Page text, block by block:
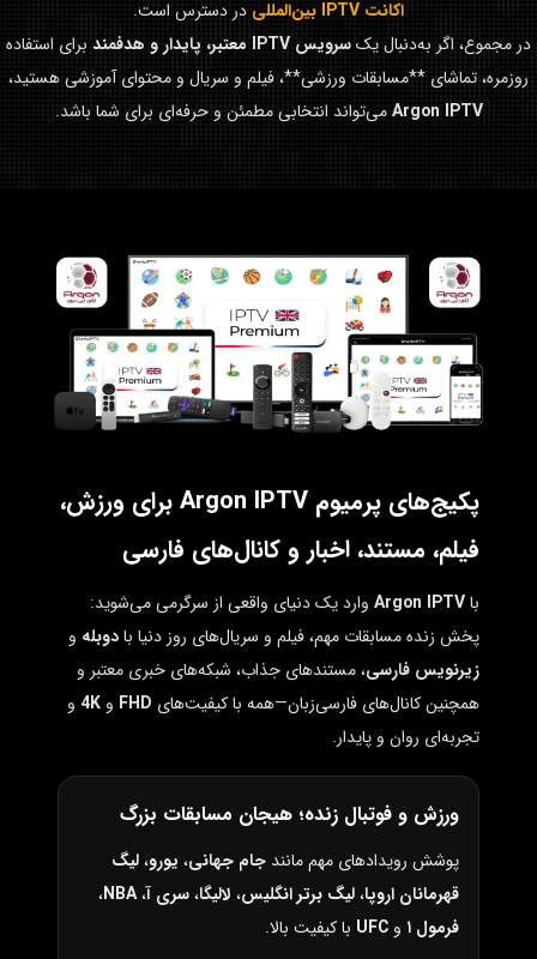
اکانت IPTV بین‌المللی
در دسترس است.
در مجموع، اگر به‌دنبال یکسرویس IPTV معتبر، پایدار و هدفمند
برای استفاده
روزمره، تماشای **مسابقات ورزشی**، فیلم و سریال و محتوای آموزشی هستید،
Argon IPTVمی‌تواند انتخابی مطمئن و حرفه‌ای برای شما باشد.
پکیج‌های پرمیوم Argon IPTV برای ورزش،
فیلم، مستند، اخبار و کانال‌های فارسی
باArgon IPTV وارد یک دنیای واقعی از سرگرمی می‌شوید:
پخش زنده مسابقات مهم، فیلم و سریال‌های روز دنیا بادوبله و
زیرنویس فارسی، مستندهای جذاب، شبکه‌های خبری معتبر و
همچنین کانال‌های فارسی‌زبان—همه با کیفیت‌های FHD و 4K و
تجربه‌ای روان و پایدار.
ورزش و فوتبال زنده؛ هیجان مسابقات بزرگ
پوشش رویدادهای مهم مانند جام جهانی، یورو،لیگ
قهرمانان اروپا،لیگ برتر انگلیس، لالیگا،سری آ،NBA،
فرمول ۱
و UFC با کیفیت بالا.